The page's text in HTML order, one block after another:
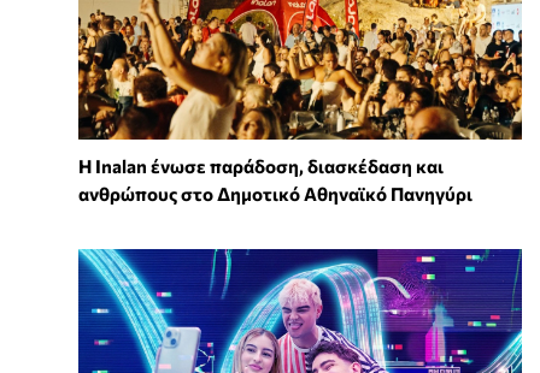
Η Inalan ένωσε παράδοση, διασκέδαση και
ανθρώπους στο Δημοτικό Αθηναϊκό Πανηγύρι